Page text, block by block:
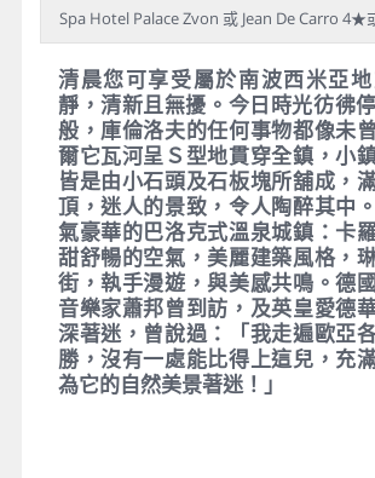
Spa Hotel Palace Zvon 或 Jean De Carro 4★
清晨您可享受屬於南波西米亞
靜，清新且無擾。今日時光彷彿
般，庫倫洛夫的任何事物都像未
爾它瓦河呈Ｓ型地貫穿全鎮，小
皆是由小石頭及石板塊所舖成，
頂，迷人的景致，令人陶醉其中
氣豪華的巴洛克式溫泉城鎮：卡
甜舒暢的空氣，美麗建築風格，
街，執手漫遊，與美感共鳴。德
音樂家蕭邦曾到訪，及英皇愛德
深著迷，曾說過：「我走遍歐亞
勝，沒有一處能比得上這兒，充
為它的自然美景著迷！」